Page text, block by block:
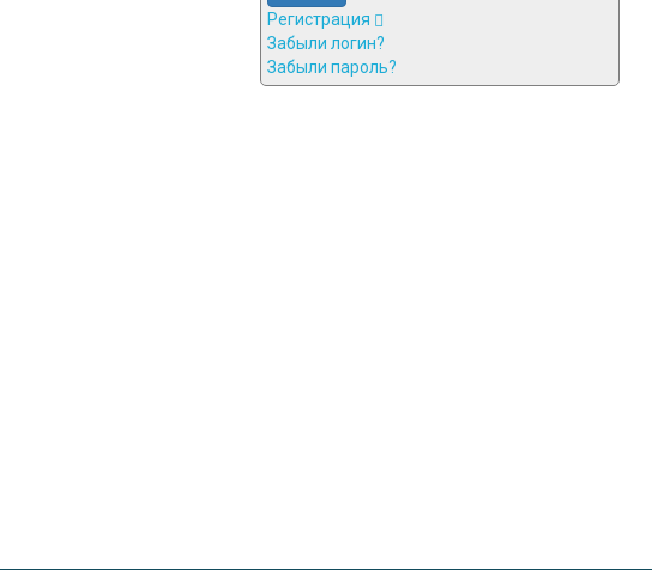
Регистрация
Забыли логин?
Забыли пароль?